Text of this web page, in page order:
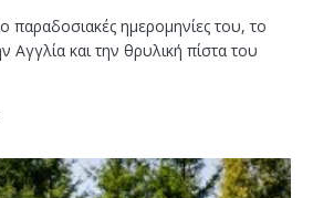
παραδοσιακές ημερομηνίες του, το
Αγγλία και την θρυλική πίστα του